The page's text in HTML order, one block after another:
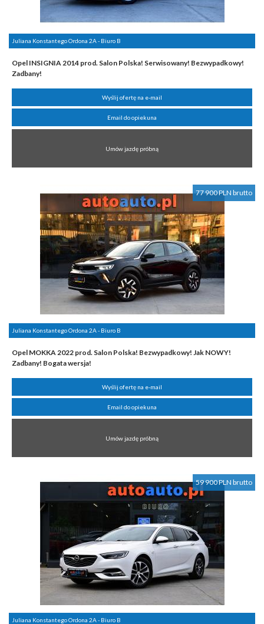
Juliana Konstantego Ordona 2A - Biuro B
Opel INSIGNIA 2014 prod. Salon Polska! Serwisowany! Bezwypadkowy!
Zadbany!
Wyślij ofertę na e-mail
Email do opiekuna
Umów jazdę próbną
77 900 PLN brutto
Juliana Konstantego Ordona 2A - Biuro B
Opel MOKKA 2022 prod. Salon Polska! Bezwypadkowy! Jak NOWY!
Zadbany! Bogata wersja!
Wyślij ofertę na e-mail
Email do opiekuna
Umów jazdę próbną
59 900 PLN brutto
Juliana Konstantego Ordona 2A - Biuro B